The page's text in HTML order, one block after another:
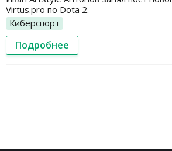
Virtus.pro по Dota 2.
Киберспорт
Подробнее